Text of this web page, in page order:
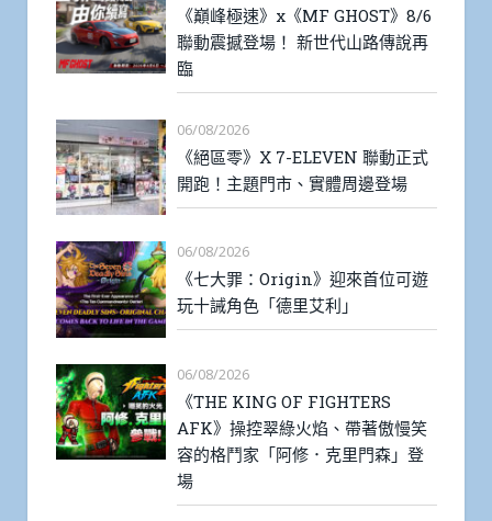
《巔峰極速》x《MF GHOST》8/6
聯動震撼登場！ 新世代山路傳說再
臨
06/08/2026
《絕區零》X 7-ELEVEN 聯動正式
開跑！主題門市、實體周邊登場
06/08/2026
《七大罪：Origin》迎來首位可遊
玩十誡角色「德里艾利」
06/08/2026
《THE KING OF FIGHTERS
AFK》操控翠綠火焰、帶著傲慢笑
容的格鬥家「阿修．克里門森」登
場